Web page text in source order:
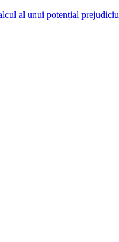
al unui potențial prejudiciu